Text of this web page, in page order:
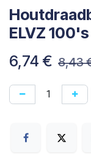
ELVZ 100's
6,74 € 8,43